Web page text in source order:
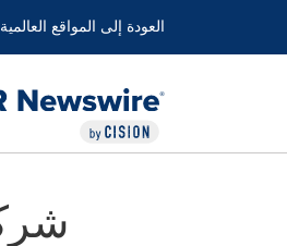
العودة إلى المواقع العالمية